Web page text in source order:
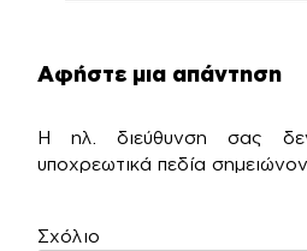
Αφήστε μια απάντηση
Η ηλ. διεύθυνση σας δεν
υποχρεωτικά πεδία